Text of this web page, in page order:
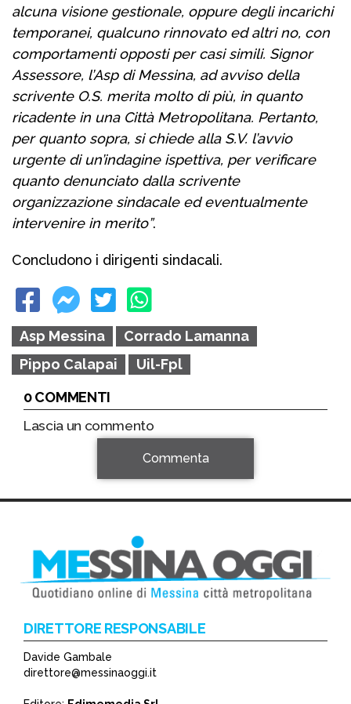
alcuna visione gestionale, oppure degli incarichi
temporanei, qualcuno rinnovato ed altri no, con
comportamenti opposti per casi simili. Signor
Assessore, l’Asp di Messina, ad avviso della
scrivente O.S. merita molto di più, in quanto
ricadente in una Città Metropolitana. Pertanto,
per quanto sopra, si chiede alla S.V. l’avvio
urgente di un’indagine ispettiva, per verificare
quanto denunciato dalla scrivente
organizzazione sindacale ed eventualmente
intervenire in merito”.
Concludono i dirigenti sindacali.
Asp Messina
Corrado Lamanna
Pippo Calapai
Uil-Fpl
0 COMMENTI
Lascia un commento
*
Commenta
DIRETTORE RESPONSABILE
Davide Gambale
direttore@messinaoggi.it